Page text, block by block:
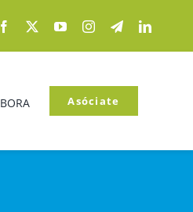
Asóciate